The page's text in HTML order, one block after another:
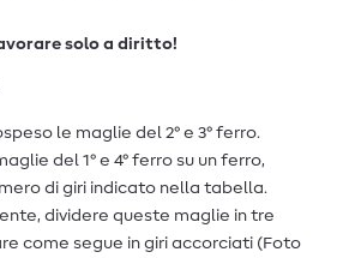
solo a diritto!
le maglie del 2° e 3° ferro.
del 1° e 4° ferro su un ferro,
di giri indicato nella tabella.
dividere queste maglie in tre
come segue in giri accorciati (Foto